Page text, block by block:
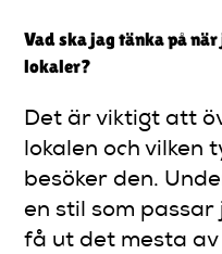
Vad ska jag tänka på
lokaler?
Det är viktigt att
lokalen och vilken
besöker den.
en stil som
få ut det mesta av